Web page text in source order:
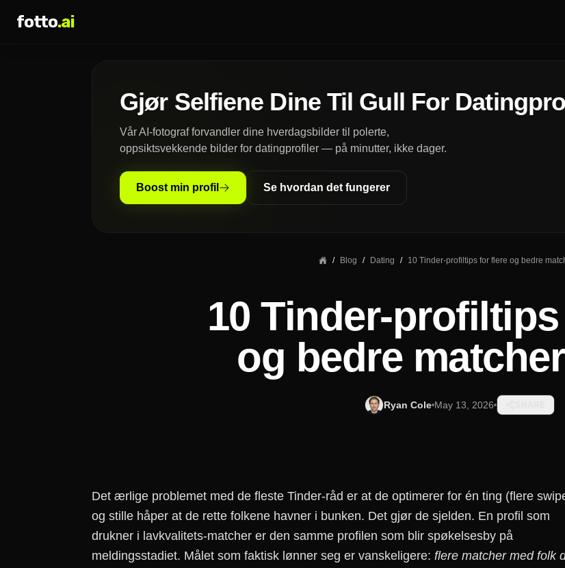
fotto.ai
Gjør Selfiene Dine Til Gull For
Vår AI-fotograf forvandler dine hverdagsbilder til polerte,
oppsiktsvekkende bilder for datingprofiler — på minutter, ikke dager.
Boost min profil Se hvordan det fungerer
/ Blog / Dating / 10 Tinder-profiltips for flere og bedre
10 Tinder-
og bedre
Ryan Cole May 13, 2026
Det ærlige problemet med de fleste Tinder-råd er at de optimerer for én ting (flere
og stille håper at de rette folkene havner i bunken. Det gjør de sjelden. En profil som
drukner i lavkvalitets-matcher er den samme profilen som blir spøkelsesby på
meldingsstadiet. Målet som faktisk lønner seg er vanskeligere: flere matcher med folk